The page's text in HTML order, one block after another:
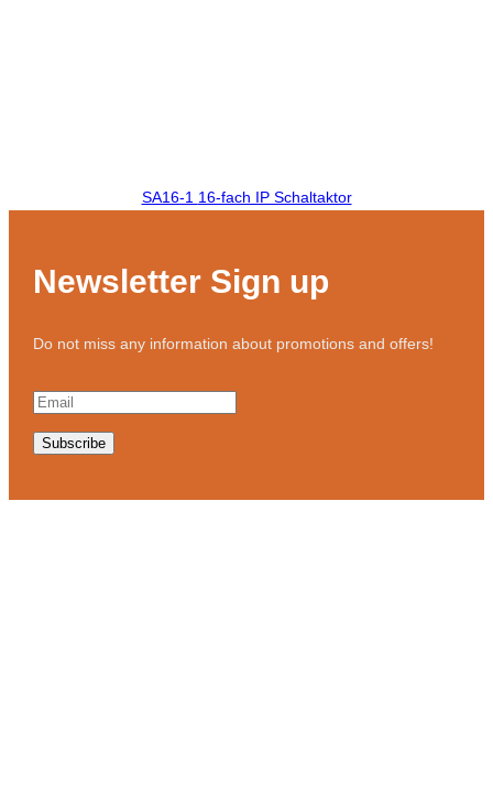
SA16-1 16-fach IP Schaltaktor
Newsletter Sign up
Do not miss any information about promotions and offers!